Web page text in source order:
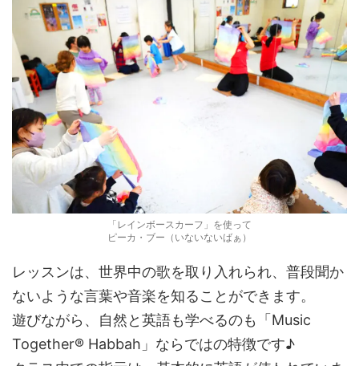
「レインボースカーフ」を使って
ピーカ・ブー（いないないばぁ）
レッスンは、世界中の歌を取り入れられ、普段聞か
ないような言葉や音楽を知ることができます。
遊びながら、自然と英語も学べるのも「Music
Together® Habbah」ならではの特徴です♪